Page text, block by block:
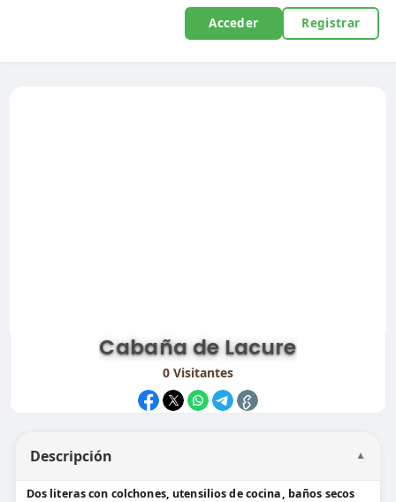
Acceder Registrar
Cabaña de Lacure
0Visitantes
Descripción ▼
Dos literas con colchones, utensilios de cocina, baños secos